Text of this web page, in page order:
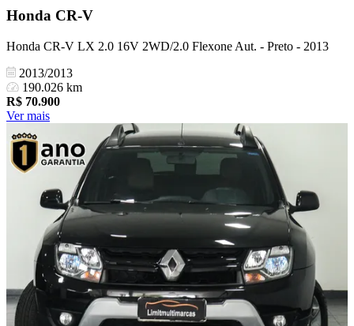
Honda CR-V
Honda CR-V LX 2.0 16V 2WD/2.0 Flexone Aut. - Preto - 2013
2013/2013
190.026 km
R$ 70.900
Ver mais